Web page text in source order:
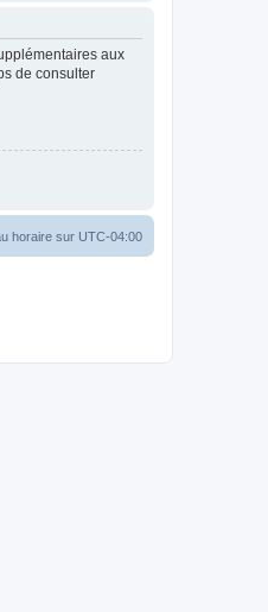
aux
de consulter
horaire sur UTC-04:00